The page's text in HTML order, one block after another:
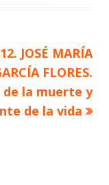
JOSÉ MARÍA
FLORES.
de la muerte y
de la vida